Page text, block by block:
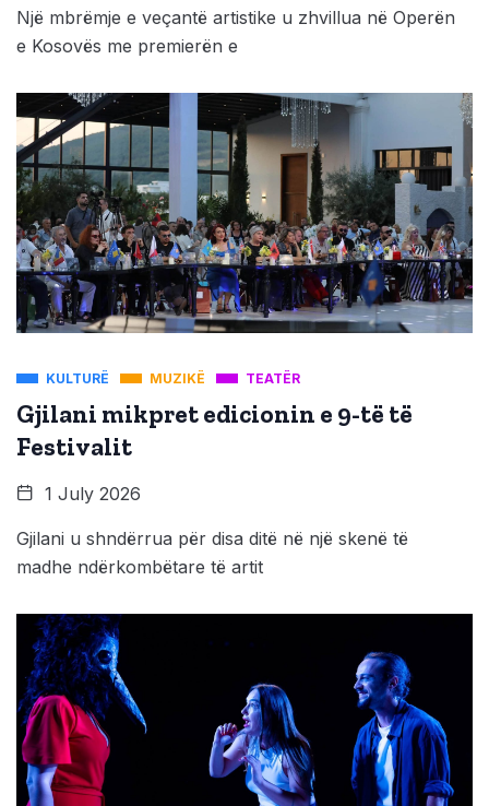
Një mbrëmje e veçantë artistike u zhvillua në Operën
e Kosovës me premierën e
KULTURË MUZIKË TEATËR
Gjilani mikpret edicionin e 9-të të
Festivalit
1 July 2026
Gjilani u shndërrua për disa ditë në një skenë të
madhe ndërkombëtare të artit